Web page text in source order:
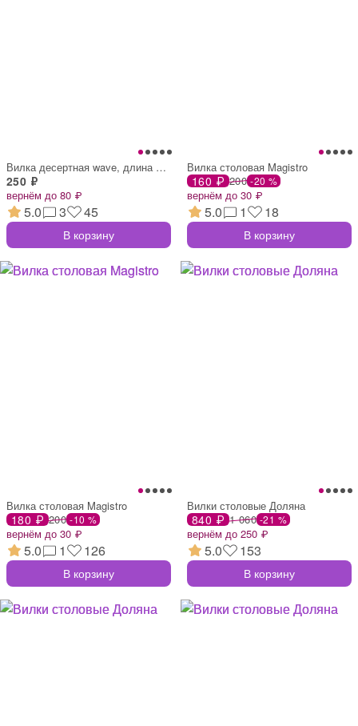
Вилка десертная wave, длина 14.7 см, нер
250 ₽
вернём до 80 ₽
5.0 3 45
В корзину
Вилка столовая Magistro
160 ₽ 200 -20 %
вернём до 30 ₽
5.0 1 18
В корзину
Вилка столовая Magistro
180 ₽ 200 -10 %
вернём до 30 ₽
5.0 1 126
В корзину
Вилки столовые Доляна
840 ₽ 1 060 -21 %
вернём до 250 ₽
5.0 153
В корзину